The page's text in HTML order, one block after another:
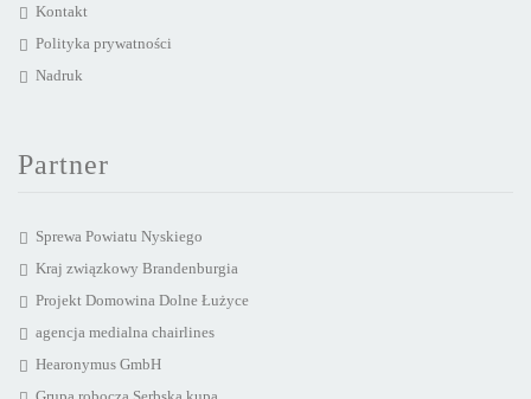
Kontakt
Polityka prywatności
Nadruk
Partner
Sprewa Powiatu Nyskiego
Kraj związkowy Brandenburgia
Projekt Domowina Dolne Łużyce
agencja medialna chairlines
Hearonymus GmbH